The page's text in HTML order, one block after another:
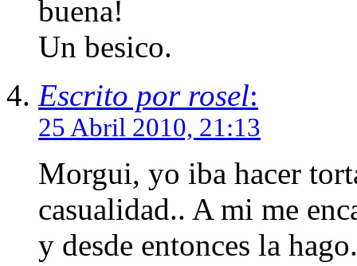
buena!
Un besico.
Escrito por rosel:
25 Abril 2010, 21:13
Morgui, yo iba hacer
casualidad.. A mi me
y desde entonces la